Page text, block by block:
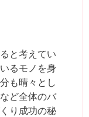
と考えてい
るモノを身
も晴々とし
ど全体のバ
り成功の秘